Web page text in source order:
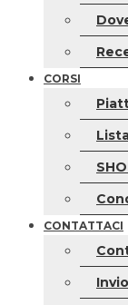
CORSI
CONTATTACI